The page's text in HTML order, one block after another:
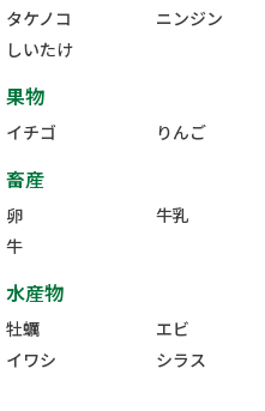
タケノコ
ニンジン
しいたけ
果物
イチゴ りんご
畜産
卵 牛乳
牛
水産物
牡蠣 エビ
イワシ
シラス